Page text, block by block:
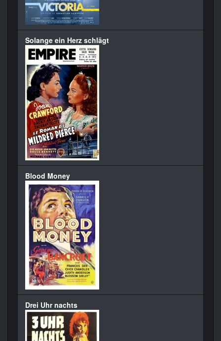
Solange ein Herz schlägt
Blood Money
Drei Uhr nachts